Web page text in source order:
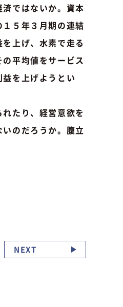
ではないか。資本
５年３月期の連結
上げ、水素で走る
平均値をサービス
を上げようとい
たり、経営意欲を
のだろうか。腹立
NEXT